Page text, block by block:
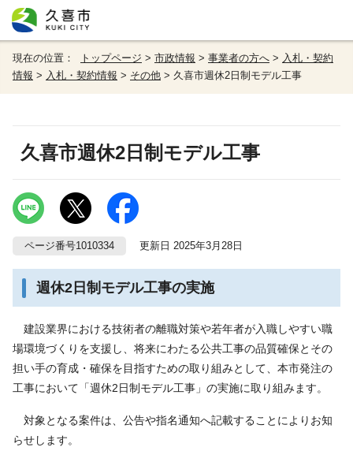
現在の位置： トップページ > 市政情報 > 事業者の方へ > 入札・契約
情報 > 入札・契約情報 > その他 > 久喜市週休2日制モデル工事
久喜市週休2日制モデル工事
ページ番号1010334 更新日 2025年3月28日
週休2日制モデル工事の実施
建設業界における技術者の離職対策や若年者が入職しやすい職
場環境づくりを支援し、将来にわたる公共工事の品質確保とその
担い手の育成・確保を目指すための取り組みとして、本市発注の
工事において「週休2日制モデル工事」の実施に取り組みます。
対象となる案件は、公告や指名通知へ記載することによりお知
らせします。